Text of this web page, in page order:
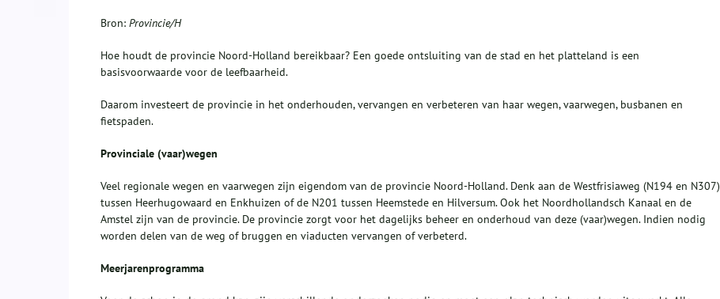
Bron: Provincie/H
Hoe houdt de provincie Noord-Holland bereikbaar? Een goede ontsluiting van de stad en het platteland is een
basisvoorwaarde voor de leefbaarheid.
Daarom investeert de provincie in het onderhouden, vervangen en verbeteren van haar wegen, vaarwegen, busbanen en
fietspaden.
Provinciale (vaar)wegen
Veel regionale wegen en vaarwegen zijn eigendom van de provincie Noord-Holland. Denk aan de Westfrisiaweg (N194 en N307)
tussen Heerhugowaard en Enkhuizen of de N201 tussen Heemstede en Hilversum. Ook het Noordhollandsch Kanaal en de
Amstel zijn van de provincie. De provincie zorgt voor het dagelijks beheer en onderhoud van deze (vaar)wegen. Indien nodig
worden delen van de weg of bruggen en viaducten vervangen of verbeterd.
Meerjarenprogramma